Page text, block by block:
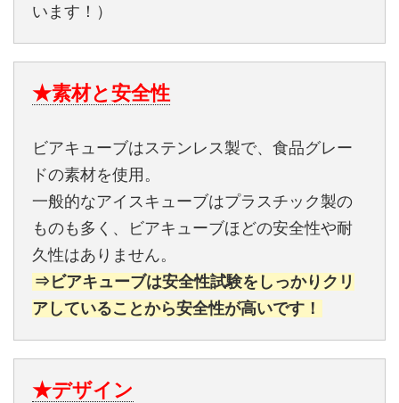
います！）
★素材と安全性
ビアキューブはステンレス製で、食品グレー
ドの素材を使用。
一般的なアイスキューブはプラスチック製の
ものも多く、ビアキューブほどの安全性や耐
久性はありません。
⇒ビアキューブは安全性試験をしっかりクリ
アしていることから安全性が高いです！
★デザイン